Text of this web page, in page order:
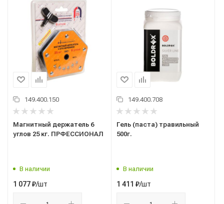
149.400.150
Магнитный держатель 6
углов 25 кг. ПРФЕССИОНАЛ
В наличии
1 077₽/шт
149.400.708
Гель (паста) травильный
500г.
В наличии
1 411 ₽/шт